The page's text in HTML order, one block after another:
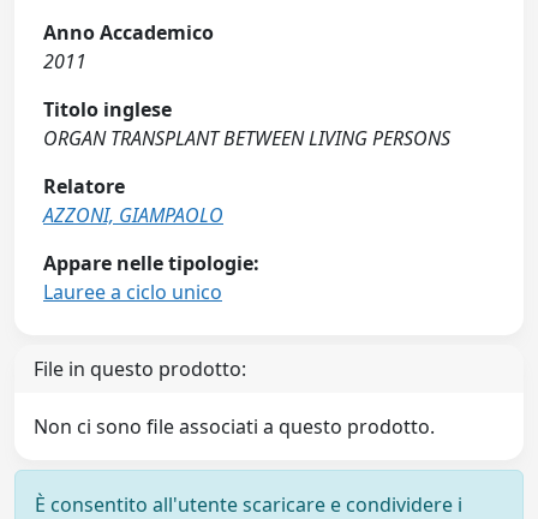
Anno Accademico
2011
Titolo inglese
ORGAN TRANSPLANT BETWEEN LIVING PERSONS
Relatore
AZZONI, GIAMPAOLO
Appare nelle tipologie:
Lauree a ciclo unico
File in questo prodotto:
Non ci sono file associati a questo prodotto.
È consentito all'utente scaricare e condividere i